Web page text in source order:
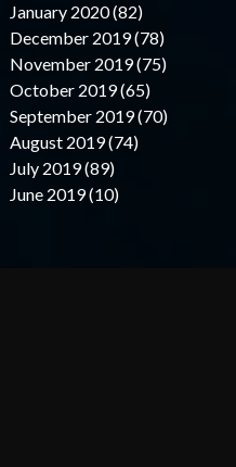
January 2020 (82)
December 2019 (78)
November 2019 (75)
October 2019 (65)
September 2019 (70)
August 2019 (74)
July 2019 (89)
June 2019 (10)